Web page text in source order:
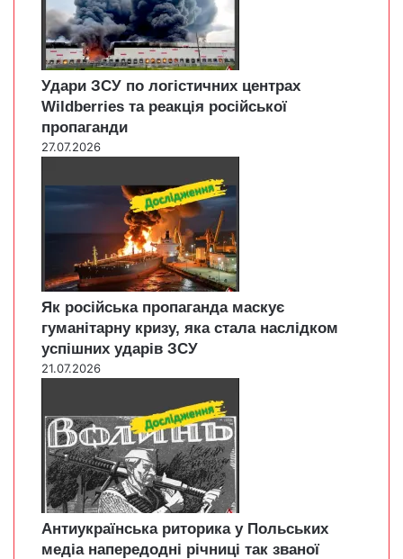
Удари ЗСУ по логістичних центрах
Wildberries та реакція російської
пропаганди
27.07.2026
Як російська пропаганда маскує
гуманітарну кризу, яка стала наслідком
успішних ударів ЗСУ
21.07.2026
Антиукраїнська риторика у Польських
медіа напередодні річниці так званої